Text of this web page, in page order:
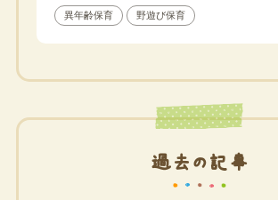
異年齢保育 野遊び保育
過去の記事